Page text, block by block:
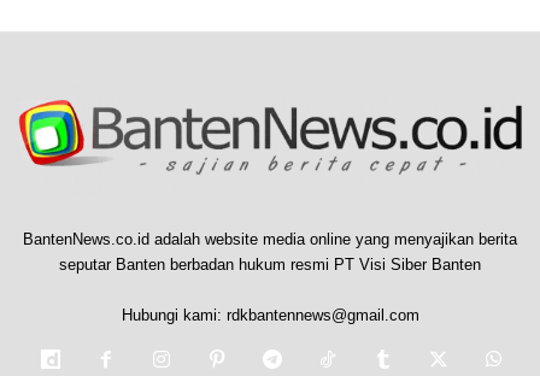
BantenNews.co.id adalah website media online yang menyajikan berita
seputar Banten berbadan hukum resmi PT Visi Siber Banten
Hubungi kami: rdkbantennews@gmail.com